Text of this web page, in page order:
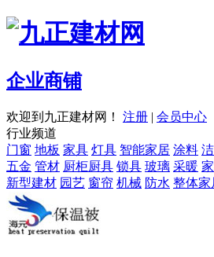
企业商铺
欢迎到九正建材网！ 注册 | 会员中心
行业频道
门窗 地板 家具 灯具 智能家居 涂料
五金 管材 厨柜厨具 锁具 玻璃 采暖
新型建材 园艺 窗帘 机械 防水 整体家